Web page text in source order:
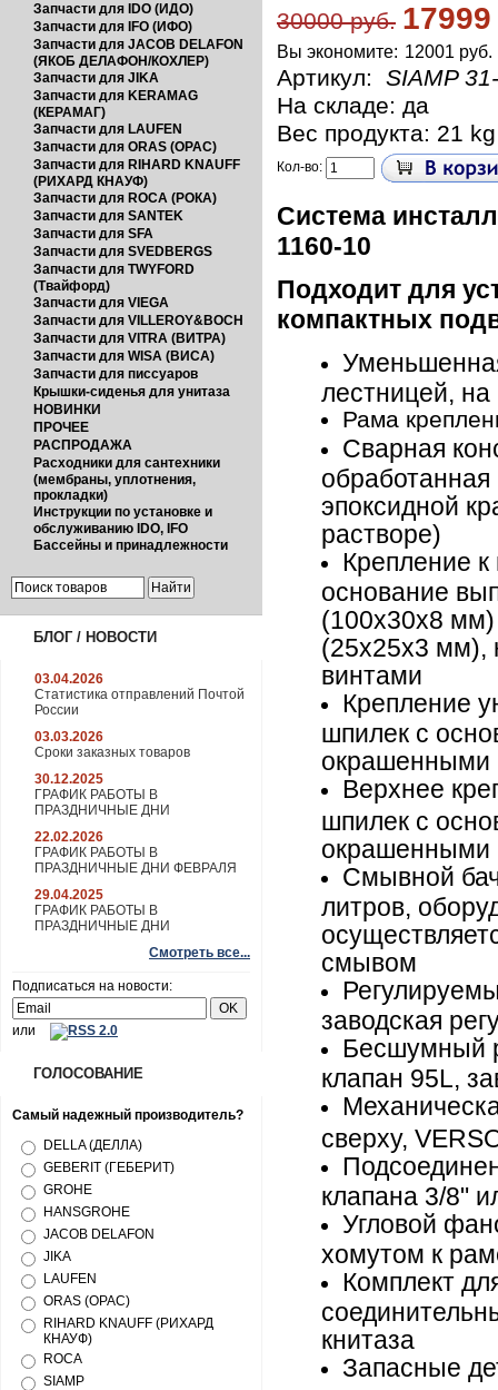
Запчасти для IDO (ИДО)
Запчасти для IFO (ИФО)
Запчасти для JACOB DELAFON
(ЯКОБ ДЕЛАФОН/КОХЛЕР)
Запчасти для JIKA
Запчасти для KERAMAG
(КЕРАМАГ)
Запчасти для LAUFEN
Запчасти для ORAS (ОРАС)
Запчасти для RIHARD KNAUFF
(РИХАРД КНАУФ)
Запчасти для ROCA (РОКА)
Запчасти для SANTEK
Запчасти для SFA
Запчасти для SVEDBERGS
Запчасти для TWYFORD
(Твайфорд)
Запчасти для VIEGA
Запчасти для VILLEROY&BOCH
Запчасти для VITRA (ВИТРА)
Запчасти для WISA (ВИСА)
Запчасти для писсуаров
Крышки-сиденья для унитаза
НОВИНКИ
ПРОЧЕЕ
РАСПРОДАЖА
Расходники для сантехники
(мембраны, уплотнения,
прокладки)
Инструкции по установке и
обслуживанию IDO, IFO
Бассейны и принадлежности
БЛОГ / НОВОСТИ
03.04.2026
Статистика отправлений Почтой
России
03.03.2026
Сроки заказных товаров
30.12.2025
ГРАФИК РАБОТЫ В
ПРАЗДНИЧНЫЕ ДНИ
22.02.2026
ГРАФИК РАБОТЫ В
ПРАЗДНИЧНЫЕ ДНИ ФЕВРАЛЯ
29.04.2025
ГРАФИК РАБОТЫ В
ПРАЗДНИЧНЫЕ ДНИ
Смотреть все...
Подписаться на новости:
или
ГОЛОСОВАНИЕ
Самый надежный производитель?
DELLA (ДЕЛЛА)
GEBERIT (ГЕБЕРИТ)
GROHE
HANSGROHE
JACOB DELAFON
JIKA
LAUFEN
ORAS (ОРАС)
RIHARD KNAUFF (РИХАРД
КНАУФ)
ROCA
SIAMP
30000 руб.
Вы экономите: 12001 руб.
Артикул: SIAMP
На складе: да
Вес продукта: 21 kg
Кол-во:
Система
1160-10
Подходит для
компактных
лестницей, на
Рама
Сварная
эпоксидной
растворе)
Крепление
основание
(100х30х8
(25х25х3 мм),
винтами
Крепление
шпилек с
окрашенными
Верхнее
шпилек с
окрашенными
Смывной
литров,
смывом
заводская
Бесшумный
клапан 95L,
сверху,
клапана 3/8"
Угловой
хомутом к
Комплект
книтаза
Запасные